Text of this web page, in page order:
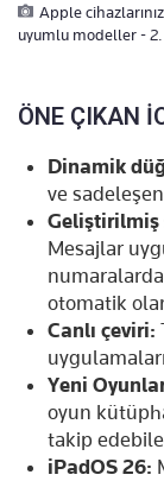
Apple
uyumlu modeller -
ÖNE ÇIKAN
Dinamik
ve
Geliştirilmiş
Mesajlar
otomatik
Canlı çeviri:
Yeni
oyun
takip
iPadOS 26: